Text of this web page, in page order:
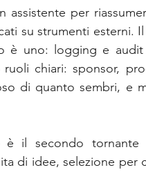
assistente per
su strumenti esterni. Il
è uno: logging e
chiari: sponsor,
di quanto sembri, e
secondo tornante
di idee, selezione per